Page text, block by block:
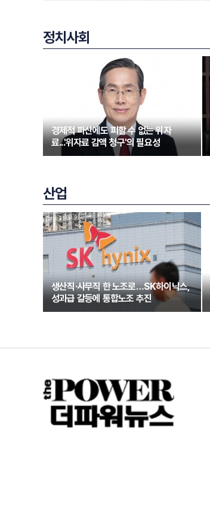
정치사회
경제적 파산에도 피할 수 없는 위자
료...'위자료 감액 청구'의 필요성
산업
생산직·사무직 한 노조로…SK하이닉스,
성과급 갈등에 통합노조 추진